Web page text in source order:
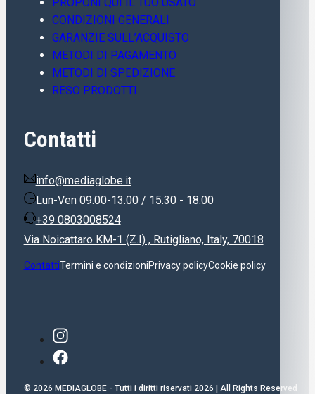
CONDIZIONI GENERALI
GARANZIE SULL’ACQUISTO
METODI DI PAGAMENTO
METODI DI SPEDIZIONE
RESO PRODOTTI
Contatti
info@mediaglobe.it
Lun-Ven 09.00-13.00 / 15.30 - 18.00
+39 0803008524
Via Noicattaro KM-1 (Z.I) , Rutigliano, Italy, 70018
ContattiTermini e condizioniPrivacy policyCookie policy
© 2026 MEDIAGLOBE - Tutti i diritti riservati 2026 | All Rights Reserved